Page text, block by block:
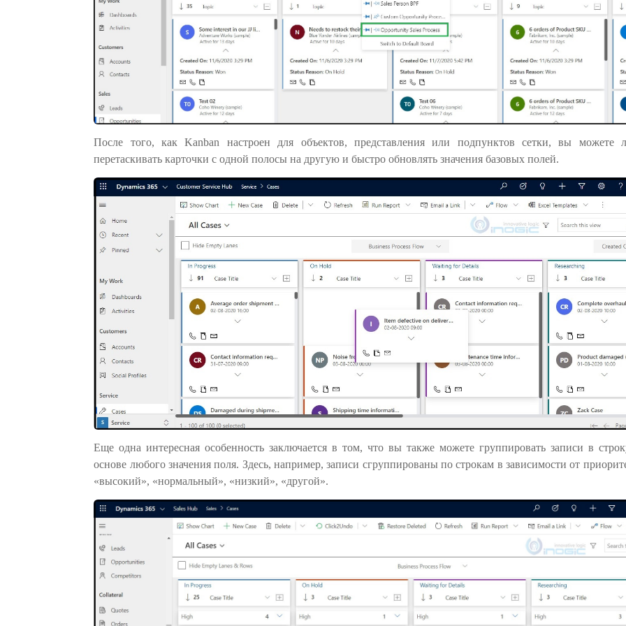
После того, как Kanban настроен для объектов, представления или подпунктов сетки, вы можете
перетаскивать карточки с одной полосы на другую и быстро обновлять значения базовых полей.
Еще одна интересная особенность заключается в том, что вы также можете группировать записи в
основе любого значения поля. Здесь, например, записи сгруппированы по строкам в зависимости от
«высокий», «нормальный», «низкий», «другой».